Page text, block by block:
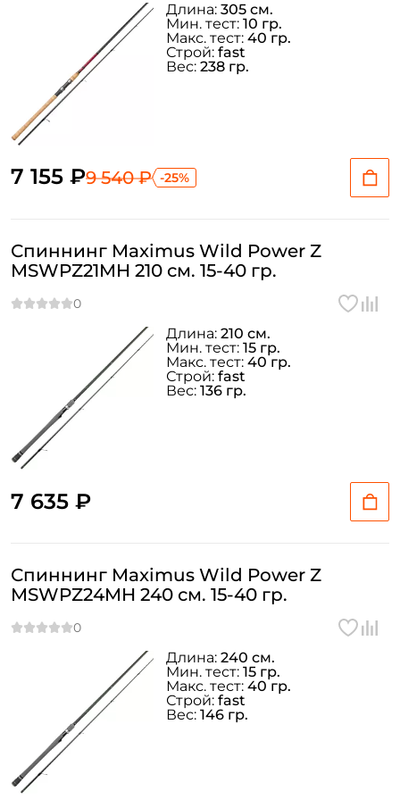
7 155 ₽9 540 ₽ -25%
Длина: 305 см.
Мин. тест: 10 гр.
Макс. тест: 40 гр.
Строй: fast
Вес: 238 гр.
Спиннинг Maximus Wild Power Z
MSWPZ21MH 210 см. 15-40 гр.
7 635 ₽
Длина: 210 см.
Мин. тест: 15 гр.
Макс. тест: 40 гр.
Строй: fast
Вес: 136 гр.
Спиннинг Maximus Wild Power Z
MSWPZ24MH 240 см. 15-40 гр.
Длина: 240 см.
Мин. тест: 15 гр.
Макс. тест: 40 гр.
Строй: fast
Вес: 146 гр.
Создать аккаунт